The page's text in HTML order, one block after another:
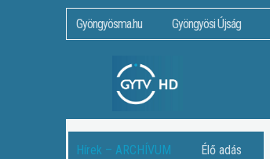
Gyöngyösma.hu Gyöngyösi Újság
Hírek – ARCHÍVUM Élő adás